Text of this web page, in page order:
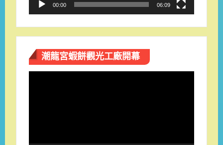
00:00 06:09
潮龍宮蝦餅觀光工廠開幕